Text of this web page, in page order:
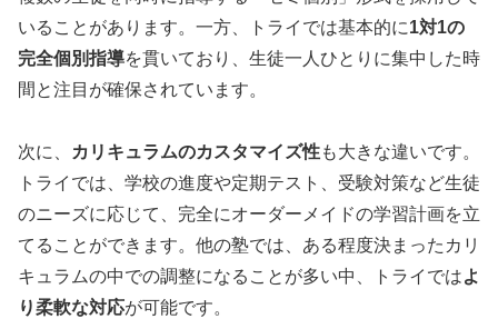
いることがあります。一方、トライでは基本的に1対1の
完全個別指導を貫いており、生徒一人ひとりに集中した時
間と注目が確保されています。
次に、 カリキュラムのカスタマイズ性も大きな違いです。
トライでは、学校の進度や定期テスト、受験対策など生徒
のニーズに応じて、完全にオーダーメイドの学習計画を立
てることができます。他の塾では、ある程度決まったカリ
キュラムの中での調整になることが多い中、トライではよ
り柔軟な対応が可能です。